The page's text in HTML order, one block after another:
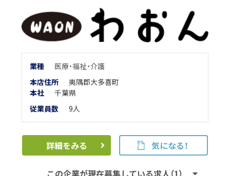
業種
医療・福祉・介護
本店住所
夷隅郡大多喜町
本社
千葉県
従業員数
9人
詳細をみる 気になる！
この企業が現在募集している求人（1）